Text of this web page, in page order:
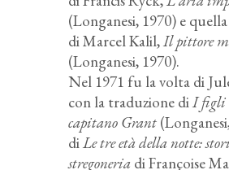
(Longanesi, 1970) e
di Marcel Kalil,Il pittore
(Longanesi, 1970).
Nel 1971 fu la volta di
con la traduzione diI figli
capitano Grant
diLe tre età della notte:
stregoneria di Françoise